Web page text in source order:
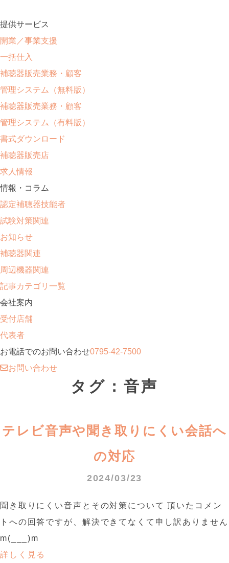
提供サービス
開業／事業支援
一括仕入
補聴器販売業務・顧客
管理システム（無料版）
補聴器販売業務・顧客
管理システム（有料版）
書式ダウンロード
補聴器販売店
求人情報
情報・コラム
認定補聴器技能者
試験対策関連
お知らせ
補聴器関連
周辺機器関連
記事カテゴリ一覧
会社案内
受付店舗
代表者
お電話でのお問い合わせ0795-42-7500
お問い合わせ
タグ：音声
テレビ音声や聞き取りにくい会話へ
の対応
2024/03/23
聞き取りにくい音声とその対策について 頂いたコメン
トへの回答ですが、解決できてなくて申し訳ありません
m(___)m
詳しく見る